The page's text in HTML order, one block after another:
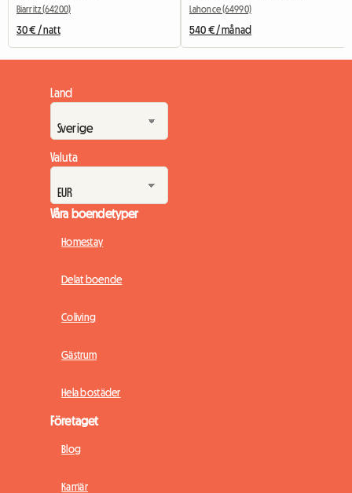
Biarritz (64200)
30 € / natt
Lahonce (64990)
540 € / månad
Land
Valuta
Våra boendetyper
Homestay
Delat boende
Coliving
Gästrum
Hela bostäder
Företaget
Blog
Karriär